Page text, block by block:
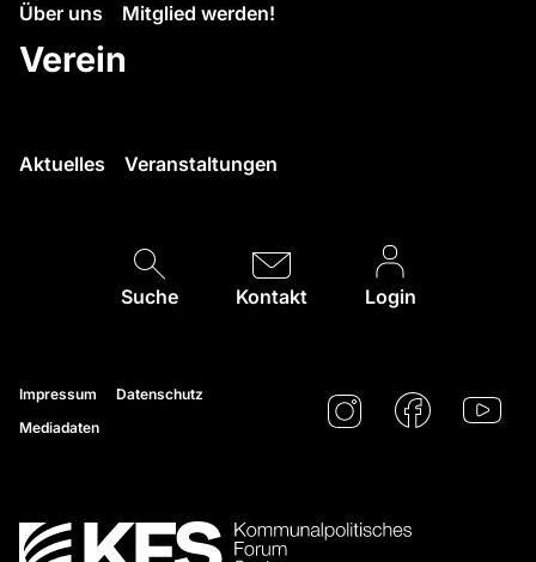
Über uns Mitglied werden!
Verein
Aktuelles Veranstaltungen
Suche Kontakt Login
Impressum
Datenschutz
Mediadaten